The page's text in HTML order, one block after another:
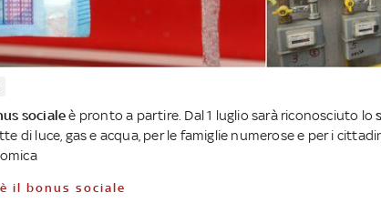
socialeè pronto a partire. Dal 1 luglio sarà riconosciuto lo
di luce, gas e acqua, per le famiglie numerose e per i
il bonus sociale